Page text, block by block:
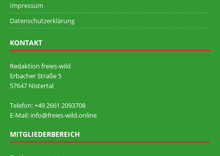
Impressum
Datenschutzerklärung
KONTAKT
Redaktion freies-wild
Erbacher Straße 5
57647 Nistertal
Telefon: +49 ‭2661 2093708
E-Mail: info@freies-wild.online
MITGLIEDERBEREICH